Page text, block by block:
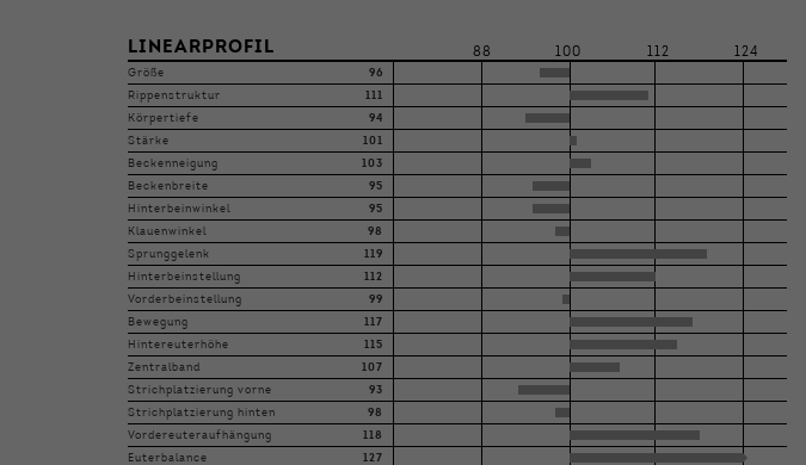
LINEARPROFIL 88 100 112 124
Größe 96
Rippenstruktur
Körpertiefe 94
Stärke 101
Beckenneigung 103
Beckenbreite 95
Hinterbeinwinkel 95
Klauenwinkel 98
Sprunggelenk 119
Hinterbeinstellung 112
Vorderbeinstellung 99
Bewegung 117
Hintereuterhöhe 115
Zentralband 107
Strichplatzierung vorne 93
Strichplatzierung hinten 98
Vordereuteraufhängung 118
Euterbalance 127